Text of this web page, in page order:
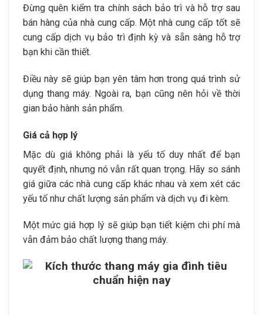
Đừng quên kiểm tra chính sách bảo trì và hỗ trợ sau
bán hàng của nhà cung cấp. Một nhà cung cấp tốt sẽ
cung cấp dịch vụ bảo trì định kỳ và sẵn sàng hỗ trợ
bạn khi cần thiết.
Điều này sẽ giúp bạn yên tâm hơn trong quá trình sử
dụng thang máy. Ngoài ra, bạn cũng nên hỏi về thời
gian bảo hành sản phẩm.
Giá cả hợp lý
Mặc dù giá không phải là yếu tố duy nhất để bạn
quyết định, nhưng nó vẫn rất quan trọng. Hãy so sánh
giá giữa các nhà cung cấp khác nhau và xem xét các
yếu tố như chất lượng sản phẩm và dịch vụ đi kèm.
Một mức giá hợp lý sẽ giúp bạn tiết kiệm chi phí mà
vẫn đảm bảo chất lượng thang máy.